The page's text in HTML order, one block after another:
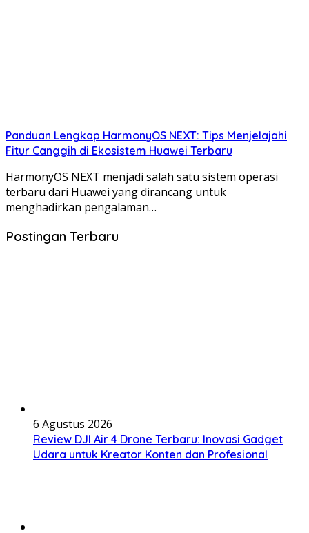
Panduan Lengkap HarmonyOS NEXT: Tips Menjelajahi
Fitur Canggih di Ekosistem Huawei Terbaru
HarmonyOS NEXT menjadi salah satu sistem operasi
terbaru dari Huawei yang dirancang untuk
menghadirkan pengalaman…
Postingan Terbaru
6 Agustus 2026
Review DJI Air 4 Drone Terbaru: Inovasi Gadget
Udara untuk Kreator Konten dan Profesional